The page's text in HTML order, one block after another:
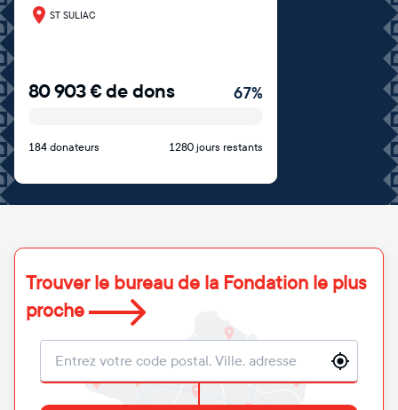
ST SULIAC
80 903€de dons 67%
184 donateurs 1280 jours restants
Trouver le bureau de la Fondation le plus
proche
Localisation